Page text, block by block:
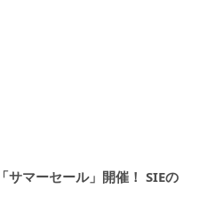
マーセール」開催！ SIEの